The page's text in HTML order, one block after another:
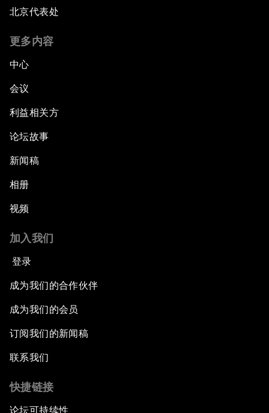
北京代表处
更多内容
中心
会议
利益相关方
论坛故事
新闻稿
相册
视频
加入我们
登录
成为我们的合作伙伴
成为我们的会员
订阅我们的新闻稿
联系我们
快捷链接
论坛可持续性